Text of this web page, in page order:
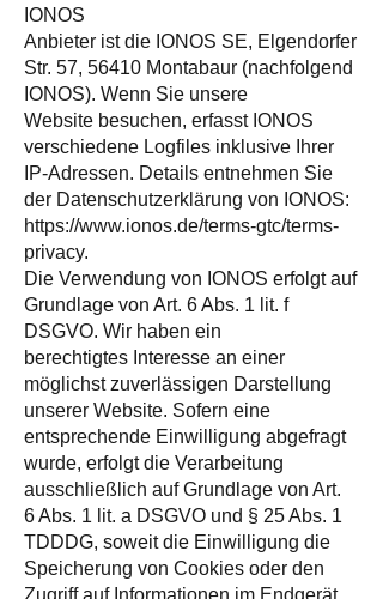
IONOS
Anbieter ist die IONOS SE, Elgendorfer
Str. 57, 56410 Montabaur (nachfolgend
IONOS). Wenn Sie unsere
Website besuchen, erfasst IONOS
verschiedene Logfiles inklusive Ihrer
IP-Adressen. Details entnehmen Sie
der Datenschutzerklärung von IONOS:
https://www.ionos.de/terms-gtc/terms-
privacy.
Die Verwendung von IONOS erfolgt auf
Grundlage von Art. 6 Abs. 1 lit. f
DSGVO. Wir haben ein
berechtigtes Interesse an einer
möglichst zuverlässigen Darstellung
unserer Website. Sofern eine
entsprechende Einwilligung abgefragt
wurde, erfolgt die Verarbeitung
ausschließlich auf Grundlage von Art.
6 Abs. 1 lit. a DSGVO und § 25 Abs. 1
TDDDG, soweit die Einwilligung die
Speicherung von Cookies oder den
Zugriff auf Informationen im Endgerät